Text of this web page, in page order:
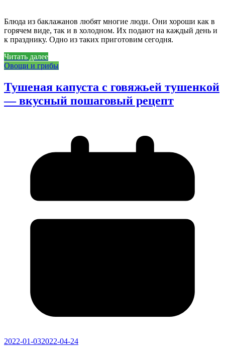
Блюда из баклажанов любят многие люди. Они хороши как в
горячем виде, так и в холодном. Их подают на каждый день и
к празднику. Одно из таких приготовим сегодня.
Читать далее
Овощи и грибы
Тушеная капуста с говяжьей тушенкой
— вкусный пошаговый рецепт
2022-01-032022-04-24